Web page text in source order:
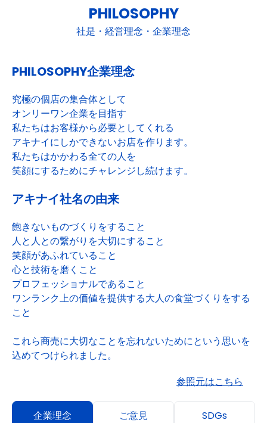
PHILOSOPHY
社是・経営理念・企業理念
PHILOSOPHY企業理念
究極の個店の集合体として
オンリーワン企業を目指す
私たちはお客様から必要としてくれる
アキナイにしかできないお店を作ります。
私たちはかかわる全ての人を
笑顔にするためにチャレンジし続けます。
アキナイ社名の由来
飽きないものづくりをすること
人と人との繋がりを大切にすること
笑顔があふれていること
心と技術を磨くこと
プロフェッショナルであること
ワンランク上の価値を提供する大人の食堂づくりをする
こと
これら商売に大切なことを忘れないためにという思いを
込めてつけられました。
参照元はこちら
企業理念 ご意見 SDGs